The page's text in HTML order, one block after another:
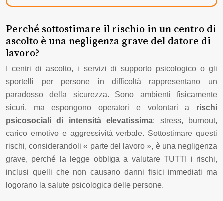
Perché sottostimare il rischio in un centro di
ascolto è una negligenza grave del datore di
lavoro?
I centri di ascolto, i servizi di supporto psicologico o gli
sportelli per persone in difficoltà rappresentano un
paradosso della sicurezza. Sono ambienti fisicamente
sicuri, ma espongono operatori e volontari a rischi
psicosociali di intensità elevatissima: stress, burnout,
carico emotivo e aggressività verbale. Sottostimare questi
rischi, considerandoli « parte del lavoro », è una negligenza
grave, perché la legge obbliga a valutare TUTTI i rischi,
inclusi quelli che non causano danni fisici immediati ma
logorano la salute psicologica delle persone.